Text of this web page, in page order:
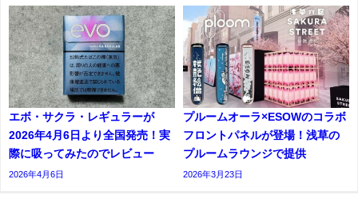
エボ・サクラ・レギュラーが
2026年4月6日より全国発売！実
際に吸ってみたのでレビュー
2026年4月6日
プルームオーラ×ESOWのコラボ
フロントパネルが登場！浅草の
プルームラウンジで提供
2026年3月23日